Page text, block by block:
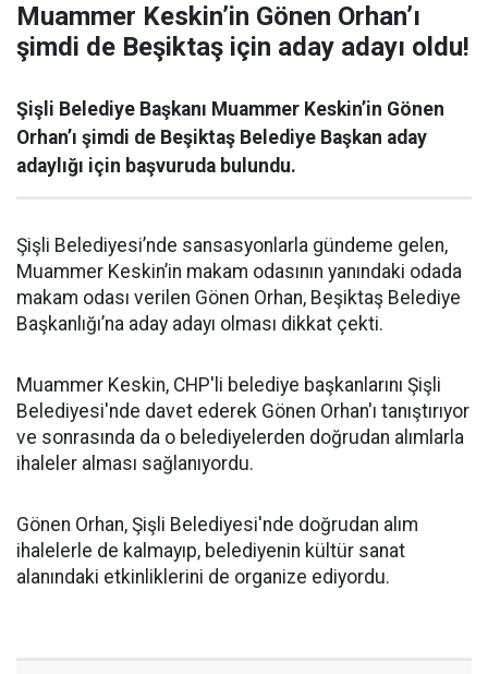
Muammer Keskin’in Gönen Orhan’ı
şimdi de Beşiktaş için aday adayı oldu!
Şişli Belediye Başkanı Muammer Keskin’in Gönen
Orhan’ı şimdi de Beşiktaş Belediye Başkan aday
adaylığı için başvuruda bulundu.
Şişli Belediyesi’nde sansasyonlarla gündeme gelen,
Muammer Keskin’in makam odasının yanındaki odada
makam odası verilen Gönen Orhan, Beşiktaş Belediye
Başkanlığı’na aday adayı olması dikkat çekti.
Muammer Keskin, CHP'li belediye başkanlarını Şişli
Belediyesi'nde davet ederek Gönen Orhan'ı tanıştırıyor
ve sonrasında da o belediyelerden doğrudan alımlarla
ihaleler alması sağlanıyordu.
Gönen Orhan, Şişli Belediyesi'nde doğrudan alım
ihalelerle de kalmayıp, belediyenin kültür sanat
alanındaki etkinliklerini de organize ediyordu.